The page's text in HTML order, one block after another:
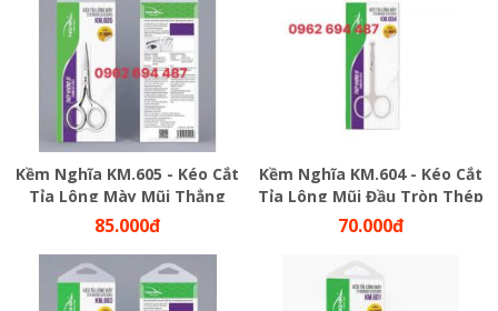
Kềm Nghĩa KM.605 - Kéo Cắt
Tỉa Lông Mày Mũi Thẳng
Nhọn Thép Không Gỉ
85.000đ
Kềm Nghĩa KM.604 - Kéo Cắt
Tỉa Lông Mũi Đầu Tròn Thép
Không Gỉ
70.000đ